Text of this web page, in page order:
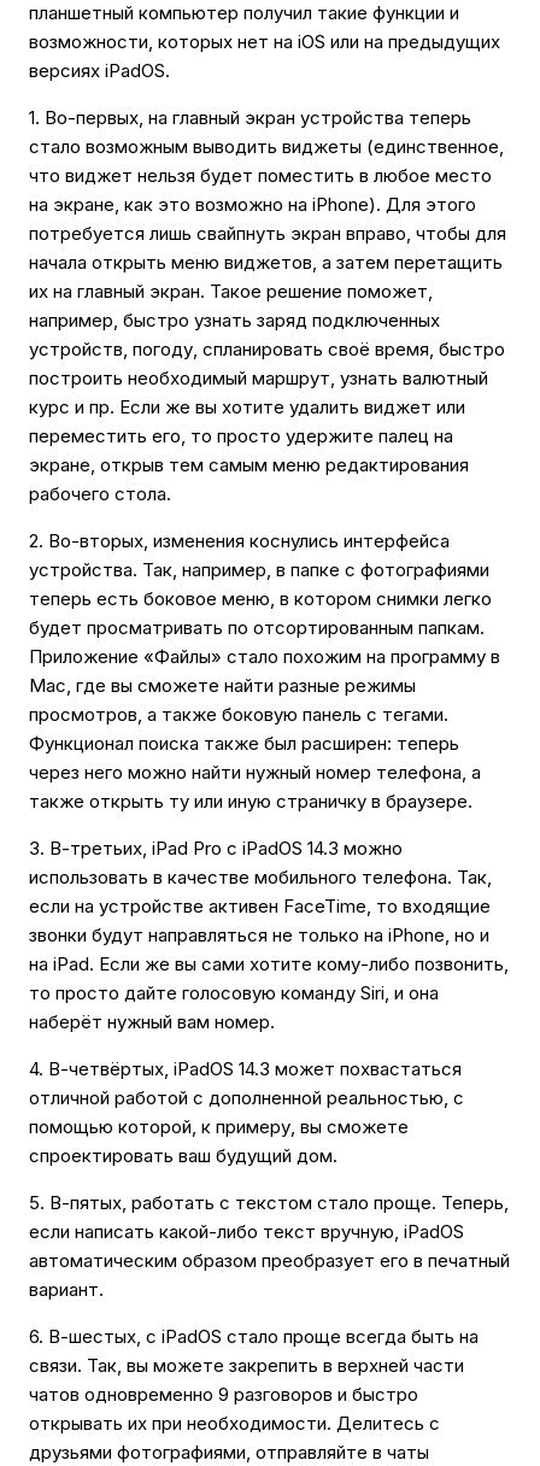
планшетный компьютер получил такие функции и
возможности, которых нет на iOS или на предыдущих
версиях iPadOS.
1. Во-первых, на главный экран устройства теперь
стало возможным выводить виджеты (единственное,
что виджет нельзя будет поместить в любое место
на экране, как это возможно на iPhone). Для этого
потребуется лишь свайпнуть экран вправо, чтобы для
начала открыть меню виджетов, а затем перетащить
их на главный экран. Такое решение поможет,
например, быстро узнать заряд подключенных
устройств, погоду, спланировать своё время, быстро
построить необходимый маршрут, узнать валютный
курс и пр. Если же вы хотите удалить виджет или
переместить его, то просто удержите палец на
экране, открыв тем самым меню редактирования
рабочего стола.
2. Во-вторых, изменения коснулись интерфейса
устройства. Так, например, в папке с фотографиями
теперь есть боковое меню, в котором снимки легко
будет просматривать по отсортированным папкам.
Приложение «Файлы» стало похожим на программу в
Mac, где вы сможете найти разные режимы
просмотров, а также боковую панель с тегами.
Функционал поиска также был расширен: теперь
через него можно найти нужный номер телефона, а
также открыть ту или иную страничку в браузере.
3. В-третьих, iPad Pro с iPadOS 14.3 можно
использовать в качестве мобильного телефона. Так,
если на устройстве активен FaceTime, то входящие
звонки будут направляться не только на iPhone, но и
на iPad. Если же вы сами хотите кому-либо позвонить,
то просто дайте голосовую команду Siri, и она
наберёт нужный вам номер.
4. В-четвёртых, iPadOS 14.3 может похвастаться
отличной работой с дополненной реальностью, с
помощью которой, к примеру, вы сможете
спроектировать ваш будущий дом.
5. В-пятых, работать с текстом стало проще. Теперь,
если написать какой-либо текст вручную, iPadOS
автоматическим образом преобразует его в печатный
вариант.
6. В-шестых, с iPadOS стало проще всегда быть на
связи. Так, вы можете закрепить в верхней части
чатов одновременно 9 разговоров и быстро
открывать их при необходимости. Делитесь с
друзьями фотографиями, отправляйте в чаты